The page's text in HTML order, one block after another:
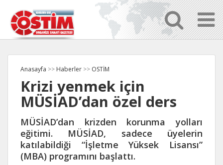
Anasayfa >> Haberler >> OSTİM
Krizi yenmek için
MÜSİAD’dan özel ders
MÜSİAD’dan krizden korunma yolları
eğitimi. MÜSİAD, sadece üyelerin
katılabildiği “İşletme Yüksek Lisansı”
(MBA) programını başlattı.